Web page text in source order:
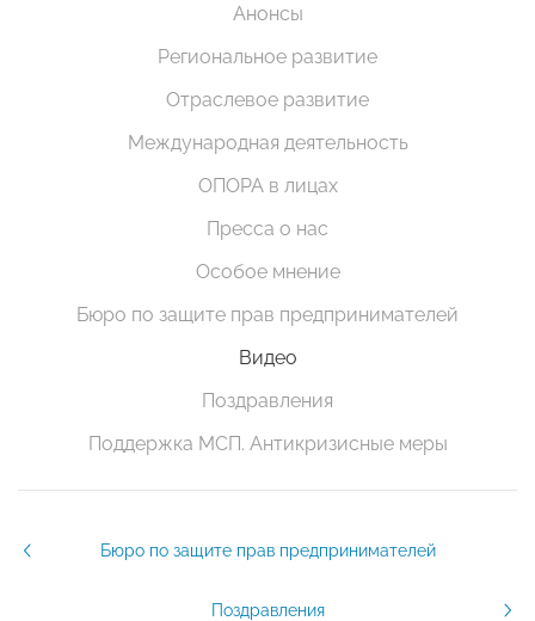
Анонсы
Региональное развитие
Отраслевое развитие
Международная деятельность
ОПОРА в лицах
Пресса о нас
Особое мнение
Бюро по защите прав предпринимателей
Видео
Поздравления
Поддержка МСП. Антикризисные меры
Бюро по защите прав предпринимателей
Поздравления